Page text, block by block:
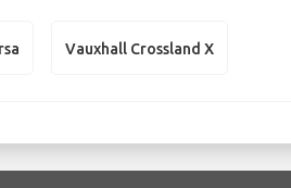
Vauxhall Crossland X